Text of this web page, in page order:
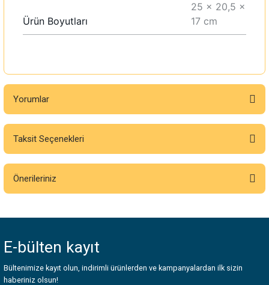
Ürün Boyutları
25 x 20,5 x
17 cm
Yorumlar
Bu ürüne ilk yorumu siz yapın!
Taksit Seçenekleri
Önerileriniz
Görüş ve önerileriniz için teşekkür ederiz.
Ürün resmi kalitesiz, bozuk veya görüntülenemiyor.
E-bülten kayıt
Bültenimize kayıt olun, indirimli ürünlerden ve kampanyalardan ilk sizin
haberiniz olsun!